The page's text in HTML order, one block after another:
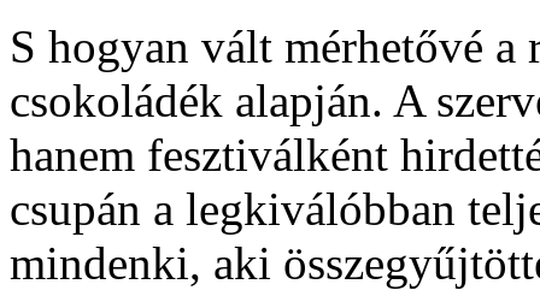
S hogyan vált mérhetővé
csokoládék alapján. A
hanem fesztiválként
csupán a legkiválóbban
mindenki, aki